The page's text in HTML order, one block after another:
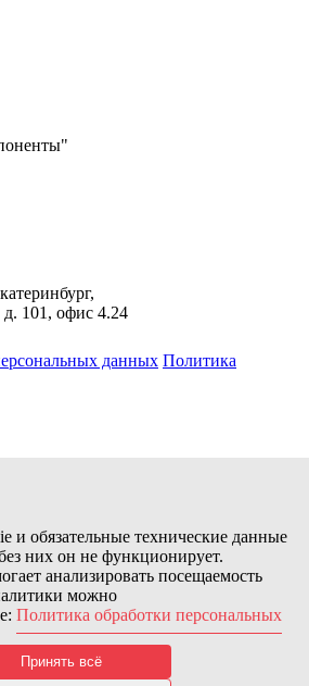
101, офис 4.24
данных Политика
Все права защищены
и обязательные технические данные
них он не функционирует.
анализировать посещаемость
можно
Политика обработки персональных
Принять всё